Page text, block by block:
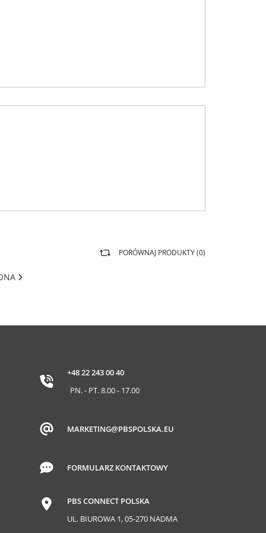
PORÓWNAJ PRODUKTY (0)
+48 22 243 00 40
PN. - PT. 8.00 - 17.00
MARKETING@PBSPOLSKA.EU
FORMULARZ KONTAKTOWY
PBS CONNECT POLSKA
UL. BIUROWA 1, 05-270 NADMA